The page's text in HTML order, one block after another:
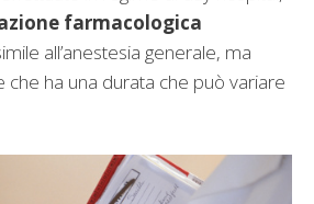
farmacologica
all’anestesia generale, ma
che ha una durata che può variare